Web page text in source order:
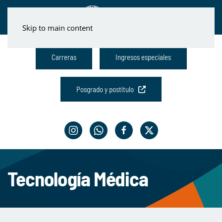
Skip to main content
Carreras Ingresos especiales
Posgrado y postítulo
Tecnología Médica